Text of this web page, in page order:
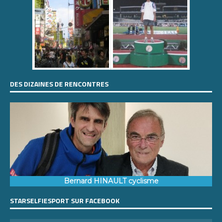
DES DIZAINES DE RENCONTRES
Bernard HINAULT cyclisme
STARSELFIESPORT SUR FACEBOOK